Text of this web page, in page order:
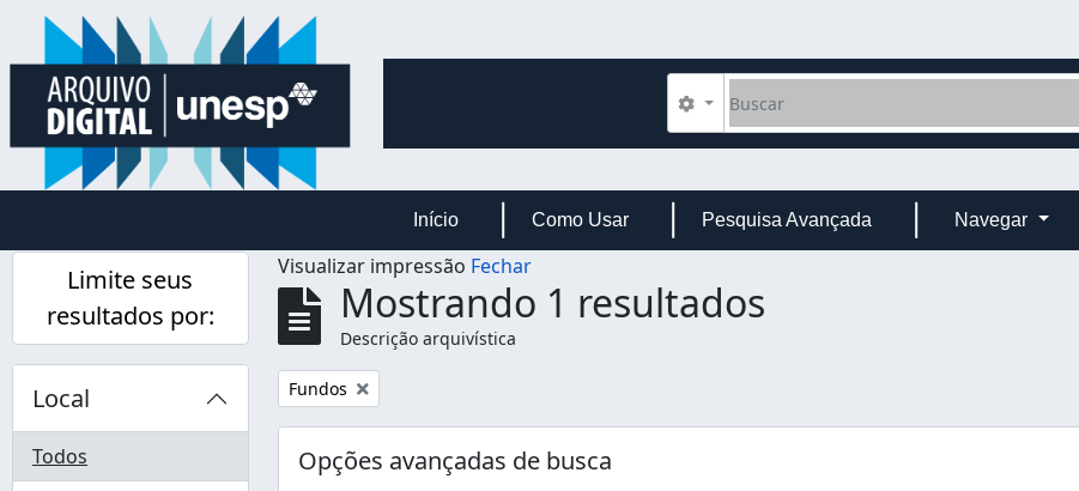
Skip to main content
Buscar
Opções de busca
Início Como Usar Pesquisa Avançada Navegar
Limite seus
resultados por:
Local
Todos
Visualizar impressão Fechar
Mostrando 1 resultados
Descrição arquivística
Remover filtro:
Fundos
Opções avançadas de busca